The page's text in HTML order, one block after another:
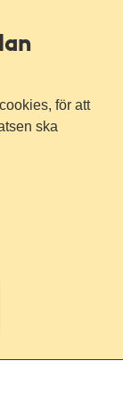
för att
ska